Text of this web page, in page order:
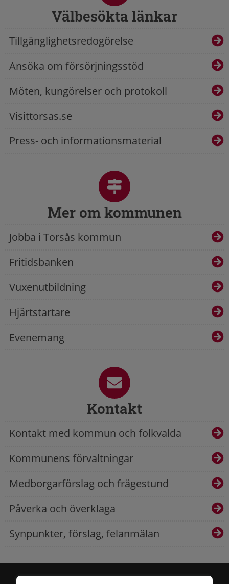
Välbesökta länkar
Tillgänglighetsredogörelse
Ansöka om försörjningsstöd
Möten, kungörelser och protokoll
Visittorsas.se
Press- och informationsmaterial
Mer om kommunen
Jobba i Torsås kommun
Fritidsbanken
Vuxenutbildning
Hjärtstartare
Evenemang
Kontakt
Kontakt med kommun och folkvalda
Kommunens förvaltningar
Medborgarförslag och frågestund
Påverka och överklaga
Synpunkter, förslag, felanmälan